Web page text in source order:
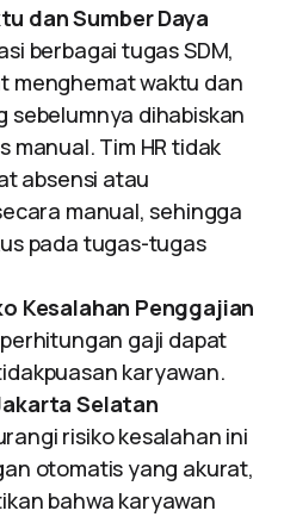
dan Sumber Daya
berbagai tugas SDM,
menghemat waktu dan
sebelumnya dihabiskan
Tim HR tidak
absensi atau
manual, sehingga
pada tugas-tugas
Kesalahan Penggajian
gaji dapat
karyawan.
Selatan
risiko kesalahan ini
otomatis yang akurat,
bahwa karyawan